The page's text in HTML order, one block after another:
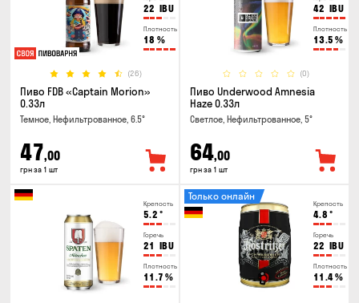
22 IBU
Плотность
18 %
(26)
Пиво FDB «Captain Morion»
0.33л
Темное, Нефильтрованное, 6.5°
47,00
грн за 1 шт
42 IBU
Плотность
13.5 %
(0)
Пиво Underwood Amnesia
Haze 0.33л
Светлое, Нефильтрованное, 5°
64,00
грн за 1 шт
Крепость
5.2 °
Горечь
21 IBU
Плотность
11.7 %
Крепость
4.8 °
Горечь
22 IBU
Плотность
11.4%
Только онлайн